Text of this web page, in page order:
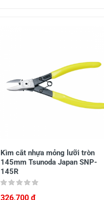
Kìm cắt nhựa mỏng lưỡi tròn
145mm Tsunoda Japan SNP-
145R
326,700 đ